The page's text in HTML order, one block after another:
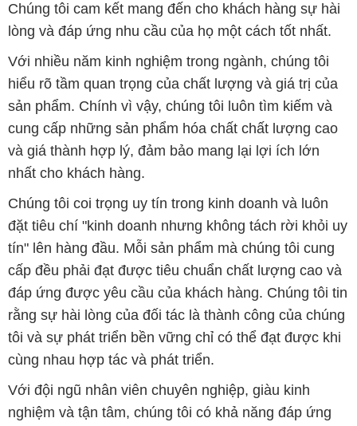
Chúng tôi cam kết mang đến cho khách hàng sự hài
lòng và đáp ứng nhu cầu của họ một cách tốt nhất.
Với nhiều năm kinh nghiệm trong ngành, chúng tôi
hiểu rõ tầm quan trọng của chất lượng và giá trị của
sản phẩm. Chính vì vậy, chúng tôi luôn tìm kiếm và
cung cấp những sản phẩm hóa chất chất lượng cao
và giá thành hợp lý, đảm bảo mang lại lợi ích lớn
nhất cho khách hàng.
Chúng tôi coi trọng uy tín trong kinh doanh và luôn
đặt tiêu chí "kinh doanh nhưng không tách rời khỏi uy
tín" lên hàng đầu. Mỗi sản phẩm mà chúng tôi cung
cấp đều phải đạt được tiêu chuẩn chất lượng cao và
đáp ứng được yêu cầu của khách hàng. Chúng tôi tin
rằng sự hài lòng của đối tác là thành công của chúng
tôi và sự phát triển bền vững chỉ có thể đạt được khi
cùng nhau hợp tác và phát triển.
Với đội ngũ nhân viên chuyên nghiệp, giàu kinh
nghiệm và tận tâm, chúng tôi có khả năng đáp ứng